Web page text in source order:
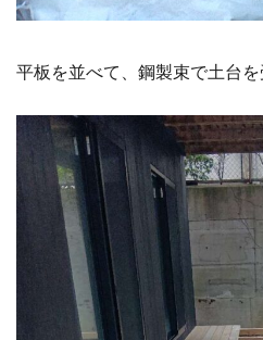
平板を並べて、鋼製束で土台を